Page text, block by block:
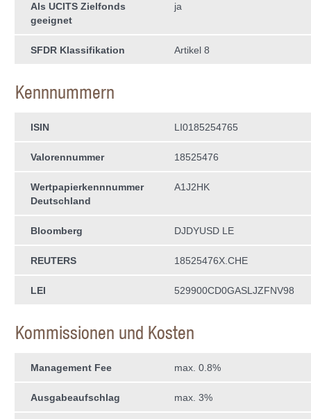
Als UCITS Zielfonds
geeignet
ja
SFDR Klassifikation Artikel 8
Kennnummern
ISIN LI0185254765
Valorennummer 18525476
Wertpapierkenn­nummer
Deutschland
A1J2HK
Bloomberg DJDYUSD LE
REUTERS 18525476X.CHE
LEI 529900CD0GASLJZFNV98
Kommissionen und Kosten
Management Fee max. 0.8%
Ausgabeaufschlag max. 3%